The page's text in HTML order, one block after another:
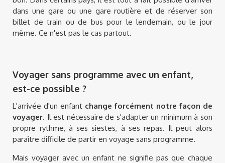
dans une gare ou une gare routière et de réserver son
billet de train ou de bus pour le lendemain, ou le jour
même. Ce n'est pas le cas partout.
Voyager sans programme avec un enfant,
est-ce possible ?
L'arrivée d'un enfant change forcément notre façon de
voyager. Il est nécessaire de s'adapter un minimum à son
propre rythme, à ses siestes, à ses repas. Il peut alors
paraître difficile de partir en voyage sans programme.
Mais voyager avec un enfant ne signifie pas que chaque